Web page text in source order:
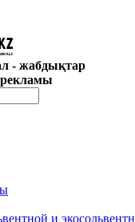
- жабдықтар
и